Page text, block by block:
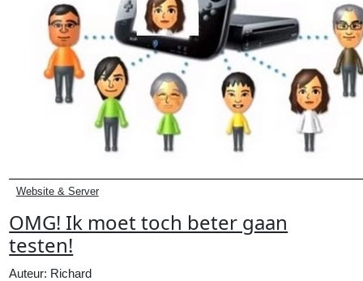
Website & Server
OMG! Ik moet toch beter gaan
testen!
Auteur: Richard